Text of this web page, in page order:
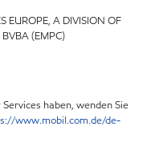
EUROPE, A DIVISION OF
(EMPC)
haben, wenden Sie
www.mobil.com.de/de-